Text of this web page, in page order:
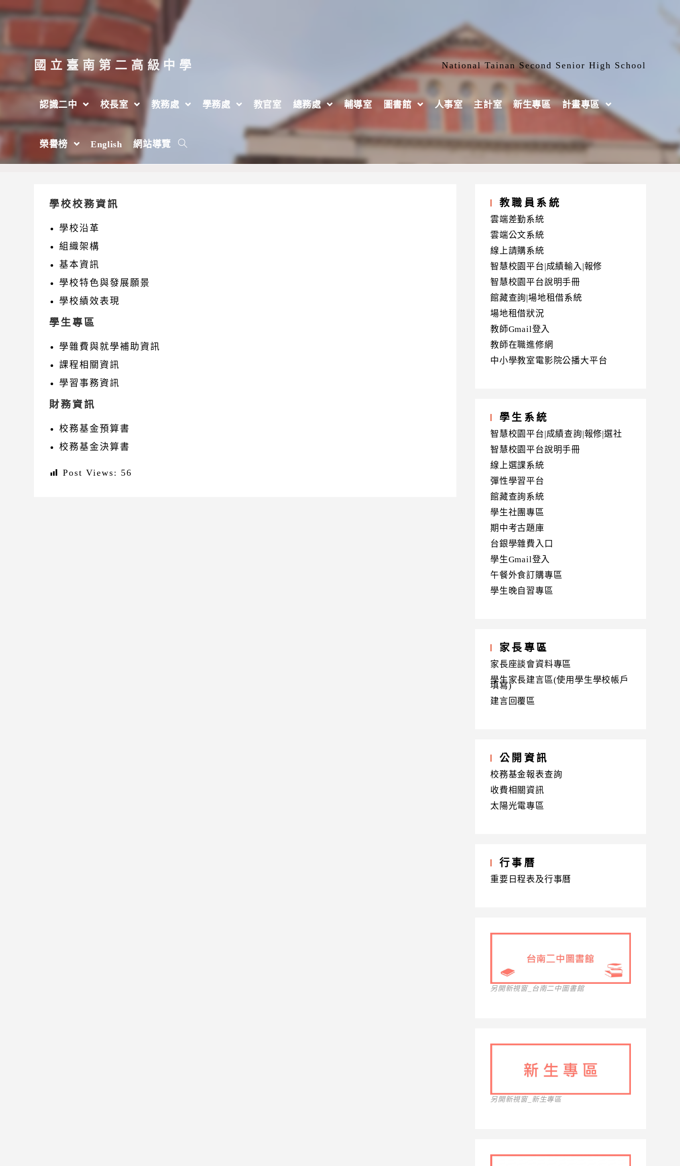
跳
至
要
內
容
國立臺南第二高級中學 National Tainan Second Senior High School
認識二中 校長室 教務處 學務處 教官室 總務處 輔導室 圖書館 人事室 主計室 新生專區 計畫專區
榮譽榜 English 網站導覽
校務開放資料
學校校務資訊
學校沿革
組織架構
基本資訊
學校特色與發展願景
學校績效表現
學生專區
學雜費與就學補助資訊
課程相關資訊
學習事務資訊
財務資訊
校務基金預算書
校務基金決算書
Post Views: 56
教職員系統
雲端差勤系統
雲端公文系統
線上請購系統
智慧校園平台|成績輸入|報修
智慧校園平台說明手冊
館藏查詢|場地租借系統
場地租借狀況
教師Gmail登入
教師在職進修網
中小學教室電影院公播大平台
學生系統
智慧校園平台|成績查詢|報修|選社
智慧校園平台說明手冊
線上選課系統
彈性學習平台
館藏查詢系統
學生社團專區
期中考古題庫
台銀學雜費入口
學生Gmail登入
午餐外食訂購專區
學生晚自習專區
家長專區
家長座談會資料專區
學生家長建言區(使用學生學校帳戶
填寫)
建言回覆區
公開資訊
校務基金報表查詢
收費相關資訊
太陽光電專區
行事曆
重要日程表及行事曆
另開新視窗_台南二中圖書館
另開新視窗_新生專區